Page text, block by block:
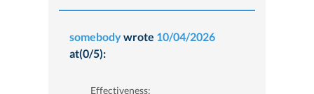
somebodywrote 10/04/2026
at(0/5):
Effectiveness: